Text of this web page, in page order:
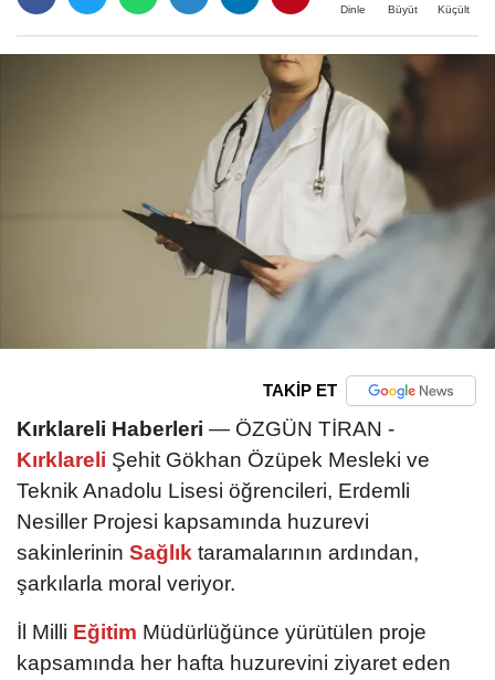
Dinle Büyüt Küçült
TAKİP ET
Kırklareli Haberleri — ÖZGÜN TİRAN -
Kırklareli Şehit Gökhan Özüpek Mesleki ve
Teknik Anadolu Lisesi öğrencileri, Erdemli
Nesiller Projesi kapsamında huzurevi
sakinlerinin Sağlık taramalarının ardından,
şarkılarla moral veriyor.
İl Milli Eğitim Müdürlüğünce yürütülen proje
kapsamında her hafta huzurevini ziyaret eden